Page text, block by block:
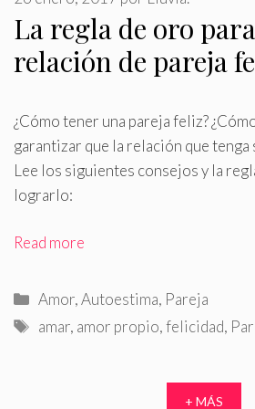
La regla de oro
relación de pareja
¿Cómo tener una pareja feliz?
garantizar que la relación que tenga
Lee los siguientes consejos y la
lograrlo:
Read more
Categorías
Amor,Autoestima, Pareja
Etiquetas
amar, amor propio,felicidad,
+ MÁS